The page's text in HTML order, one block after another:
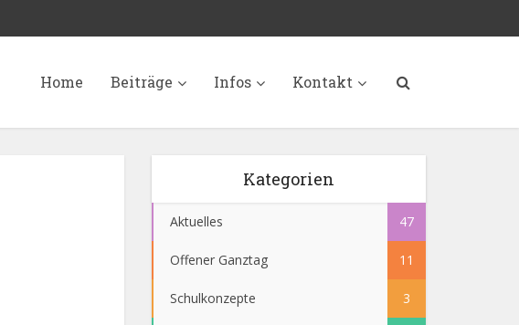
Home Beiträge Infos Kontakt
Kategorien
Aktuelles 47
Offener Ganztag 11
Schulkonzepte 3